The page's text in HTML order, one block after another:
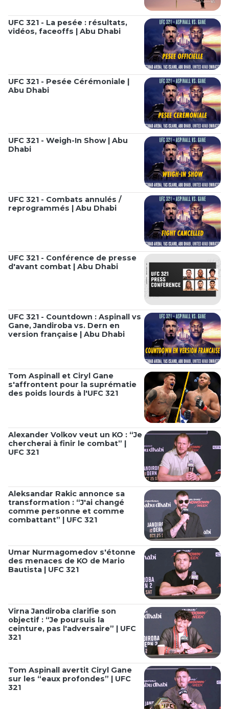
UFC 321 - La pesée : résultats,
vidéos, faceoffs | Abu Dhabi
UFC 321 - Pesée Cérémoniale |
Abu Dhabi
UFC 321 - Weigh-In Show | Abu
Dhabi
UFC 321 - Combats annulés /
reprogrammés | Abu Dhabi
UFC 321 - Conférence de presse
d'avant combat | Abu Dhabi
UFC 321 - Countdown : Aspinall vs
Gane, Jandiroba vs. Dern en
version française | Abu Dhabi
Tom Aspinall et Ciryl Gane
s'affrontent pour la suprématie
des poids lourds à l'UFC 321
Alexander Volkov veut un KO : “Je
chercherai à finir le combat” |
UFC 321
Aleksandar Rakic annonce sa
transformation : “J'ai changé
comme personne et comme
combattant” | UFC 321
Umar Nurmagomedov s'étonne
des menaces de KO de Mario
Bautista | UFC 321
Virna Jandiroba clarifie son
objectif : “Je poursuis la
ceinture, pas l'adversaire” | UFC
321
Tom Aspinall avertit Ciryl Gane
sur les “eaux profondes” | UFC
321